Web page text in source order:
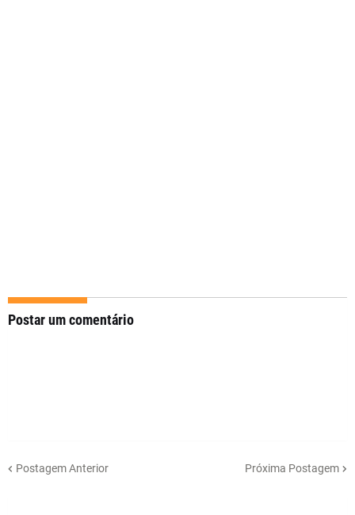
Postar um comentário
Postagem Anterior Próxima Postagem